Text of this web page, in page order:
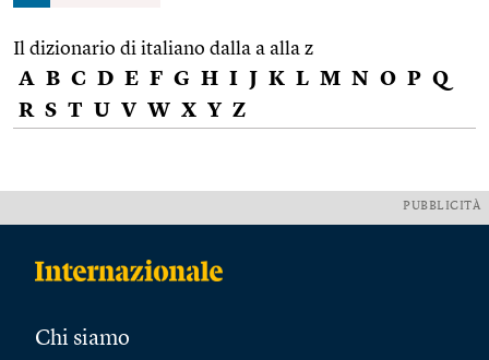
Il dizionario di italiano dalla a alla z
A B C D E F G H I J K L M N O P Q
R S T U V W X Y Z
PUBBLICITÀ
Chi siamo